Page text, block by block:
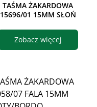
TAŚMA ŻAKARDOWA
15696/01 15MM SŁOŃ
Zobacz więcej